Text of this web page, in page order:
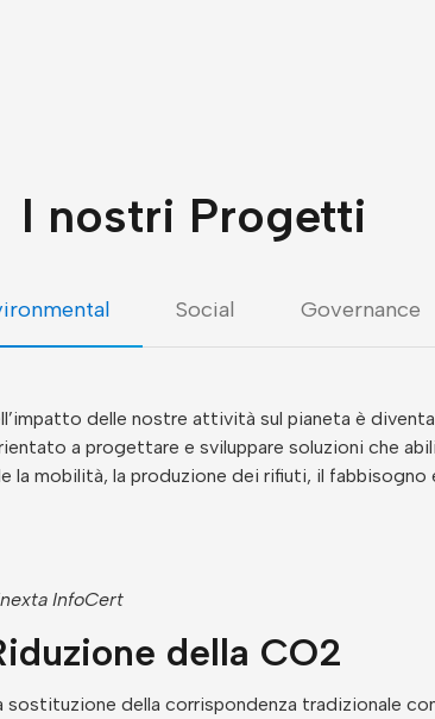
I nostri Progetti
Social Governance
delle nostre attività sul pianeta è
a progettare e sviluppare soluzioni che
la mobilità, la produzione dei rifiuti, il
InfoCert
della CO2
sostituzione della corrispondenza tradizionale